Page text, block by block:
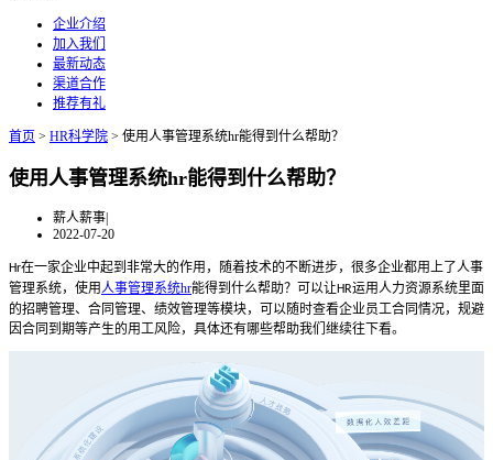
企业介绍
加入我们
最新动态
渠道合作
推荐有礼
首页 > HR科学院 > 使用人事管理系统hr能得到什么帮助？
使用人事管理系统hr能得到什么帮助？
薪人薪事|
2022-07-20
Hr在一家企业中起到非常大的作用，随着技术的不断进步，很多企业都用上了人事
管理系统，使用人事管理系统hr能得到什么帮助？可以让 HR运用人力资源系统里面
的招聘管理、合同管理、绩效管理等模块，可以随时查看企业员工合同情况，规避
因合同到期等产生的用工风险，具体还有哪些帮助我们继续往下看。